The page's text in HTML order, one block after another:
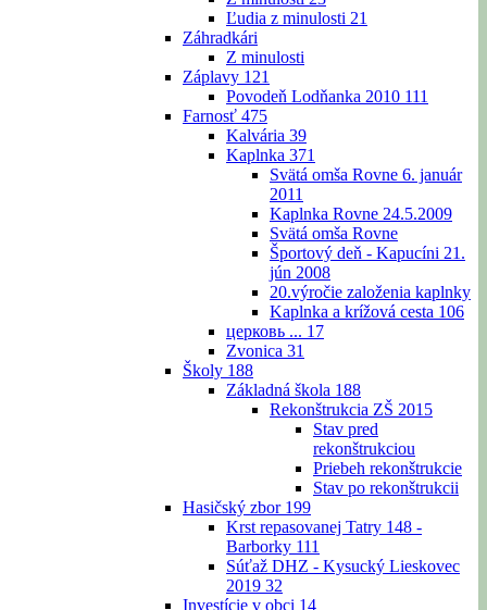
Ľudia z minulosti 21
Záhradkári
Z minulosti
Záplavy 121
Povodeň Lodňanka 2010 111
Farnosť 475
Kalvária 39
Kaplnka 371
Svätá omša Rovne 6. január
2011
Kaplnka Rovne 24.5.2009
Svätá omša Rovne
Športový deň - Kapucíni 21.
jún 2008
20.výročie založenia kaplnky
Kaplnka a krížová cesta 106
церковь ... 17
Zvonica 31
Školy 188
Základná škola 188
Rekonštrukcia ZŠ 2015
Stav pred
rekonštrukciou
Priebeh rekonštrukcie
Stav po rekonštrukcii
Hasičský zbor 199
Krst repasovanej Tatry 148 -
Barborky 111
Súťaž DHZ - Kysucký Lieskovec
2019 32
Investície v obci 14